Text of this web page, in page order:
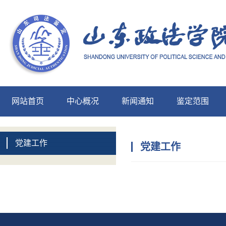
网站首页 中心概况 新闻通知 鉴定范围
中心展示
党建工作
党建工作